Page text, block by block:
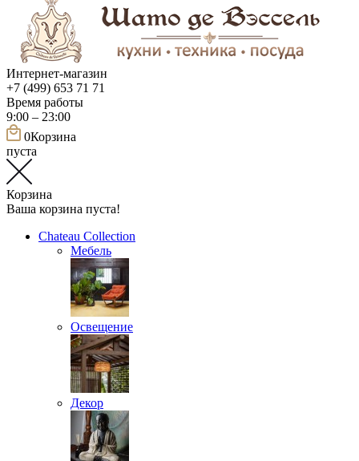
Интернет-магазин
+7 (499) 653 71 71
Время работы
9:00 – 23:00
0Корзина
пуста
Корзина
Ваша корзина пуста!
Chateau Collection
Мебель
Освещение
Декор